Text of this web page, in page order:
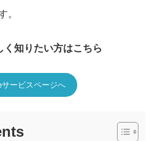
。
く知りたい方はこちら
サービスページへ